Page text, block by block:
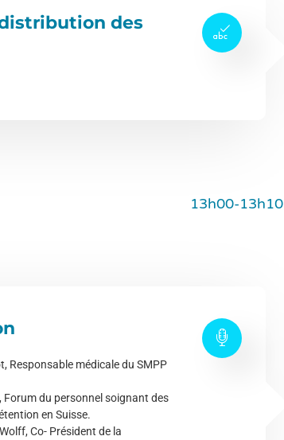
des
13h00-13h10
Responsable médicale du SMPP
Forum du personnel soignant des
en Suisse.
Co- Président de la